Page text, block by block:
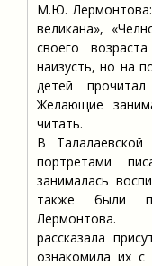
М.Ю. Лермонтова:
великана»,
своего
наизусть, но на
детей прочитал
Желающие
читать.
В
портретами
занималась
также были
Лермонтова.
рассказала
ознакомила их с